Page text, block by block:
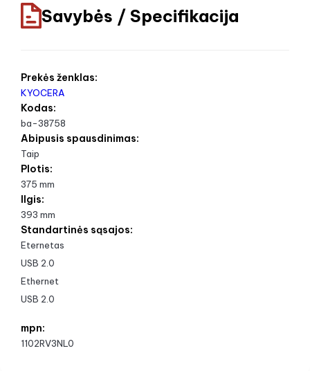
Savybės / Specifikacija
Prekės ženklas:
KYOCERA
Kodas:
ba-38758
Abipusis spausdinimas:
Taip
Plotis:
375 mm
Ilgis:
393 mm
Standartinės sąsajos:
Eternetas
USB 2.0
Ethernet
USB 2.0
mpn:
1102RV3NL0